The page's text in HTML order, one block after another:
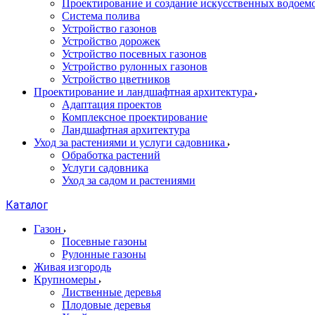
Проектирование и создание искусственных
Система полива
Устройство газонов
Устройство дорожек
Устройство посевных газонов
Устройство рулонных газонов
Устройство цветников
Проектирование и ландшафтная архитектура
Адаптация проектов
Комплексное проектирование
Ландшафтная архитектура
Уход за растениями и услуги садовника
Обработка растений
Услуги садовника
Уход за садом и растениями
Каталог
Газон
Посевные газоны
Рулонные газоны
Живая изгородь
Крупномеры
Лиственные деревья
Плодовые деревья